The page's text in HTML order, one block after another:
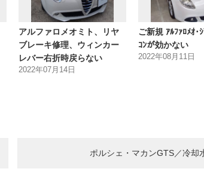
アルファロメオミト、リヤ
ブレーキ修理、ウィンカー
レバー右折時戻らない
2022年07月14日
ご新規 ｱﾙﾌｧﾛﾒｵ･
ｺﾝが効かない
2022年08月11日
ポルシェ・マカンGTS／冷却